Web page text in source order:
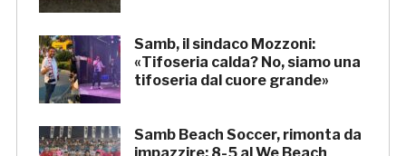
Samb, il sindaco Mozzoni:
«Tifoseria calda? No, siamo una
tifoseria dal cuore grande»
Samb Beach Soccer, rimonta da